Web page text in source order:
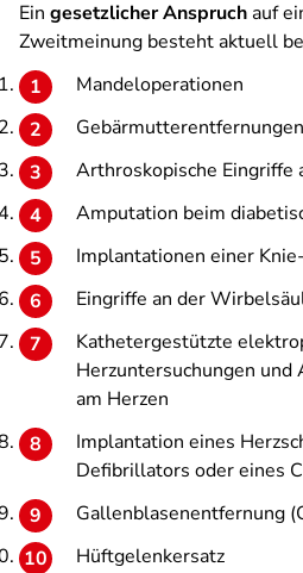
Ein gesetzlicher Anspruchauf
Zweitmeinung besteht aktuell
Mandeloperationen
Gebärmutterentfernungen
Arthroskopische Eingriffe
Amputation beim
Implantationen einer
Eingriffe an der
Kathetergestützte
Herzuntersuchungen und
am Herzen
Implantation eines
Defibrillators oder eines
Gallenblasenentfernung
Hüftgelenkersatz